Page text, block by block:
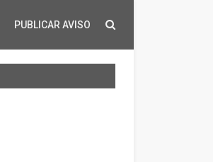
PUBLICAR AVISO